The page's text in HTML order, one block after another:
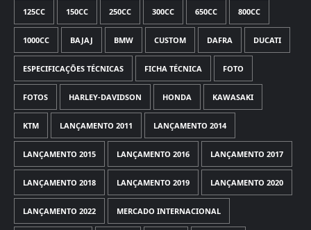
125CC 150CC 250CC 300CC 650CC 800CC
1000CC BAJAJ BMW CUSTOM DAFRA DUCATI
ESPECIFICAÇÕES TÉCNICAS FICHA TÉCNICA FOTO
FOTOS HARLEY-DAVIDSON HONDA KAWASAKI
KTM LANÇAMENTO 2011 LANÇAMENTO 2014
LANÇAMENTO 2015 LANÇAMENTO 2016 LANÇAMENTO 2017
LANÇAMENTO 2018 LANÇAMENTO 2019 LANÇAMENTO 2020
LANÇAMENTO 2022 MERCADO INTERNACIONAL